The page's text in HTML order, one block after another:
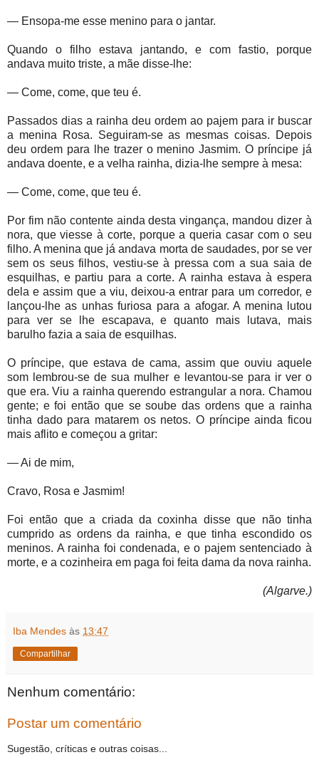
— Ensopa-me esse menino para o jantar.
Quando o filho estava jantando, e com fastio, porque
andava muito triste, a mãe disse-lhe:
— Come, come, que teu é.
Passados dias a rainha deu ordem ao pajem para ir buscar
a menina Rosa. Seguiram-se as mesmas coisas. Depois
deu ordem para lhe trazer o menino Jasmim. O príncipe já
andava doente, e a velha rainha, dizia-lhe sempre à mesa:
— Come, come, que teu é.
Por fim não contente ainda desta vingança, mandou dizer à
nora, que viesse à corte, porque a queria casar com o seu
filho. A menina que já andava morta de saudades, por se ver
sem os seus filhos, vestiu-se à pressa com a sua saia de
esquilhas, e partiu para a corte. A rainha estava à espera
dela e assim que a viu, deixou-a entrar para um corredor, e
lançou-lhe as unhas furiosa para a afogar. A menina lutou
para ver se lhe escapava, e quanto mais lutava, mais
barulho fazia a saia de esquilhas.
O príncipe, que estava de cama, assim que ouviu aquele
som lembrou-se de sua mulher e levantou-se para ir ver o
que era. Viu a rainha querendo estrangular a nora. Chamou
gente; e foi então que se soube das ordens que a rainha
tinha dado para matarem os netos. O príncipe ainda ficou
mais aflito e começou a gritar:
— Ai de mim,
Cravo, Rosa e Jasmim!
Foi então que a criada da coxinha disse que não tinha
cumprido as ordens da rainha, e que tinha escondido os
meninos. A rainha foi condenada, e o pajem sentenciado à
morte, e a cozinheira em paga foi feita dama da nova rainha.
(Algarve.)
Iba Mendes às 13:47
Compartilhar
Nenhum comentário:
Postar um comentário
Sugestão, críticas e outras coisas...